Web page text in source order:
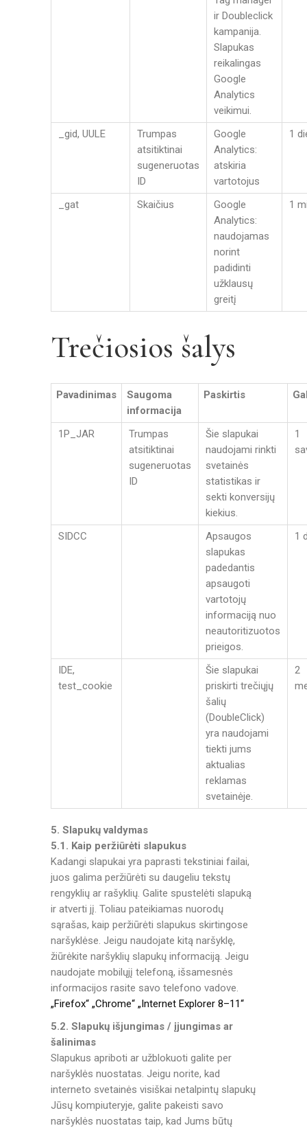
ir Doubleclick
kampanija.
Slapukas
reikalingas
Google
Analytics
veikimui.
_gid, UULE
Trumpas
atsitiktinai
sugeneruotas
ID
Google
Analytics:
atskiria
vartotojus
1
_gat Skaičius
Google
Analytics:
naudojamas
norint
padidinti
užklausų
greitį
1
Trečiosios šalys
Pavadinimas
Saugoma
informacija
Paskirtis
1P_JAR
Trumpas
atsitiktinai
sugeneruotas
ID
Šie slapukai
naudojami rinkti
svetainės
statistikas ir
sekti konversijų
kiekius.
1
SIDCC
Apsaugos
slapukas
padedantis
apsaugoti
vartotojų
informaciją nuo
neautoritizuotos
prieigos.
1
IDE,
test_cookie
Šie slapukai
priskirti trečiųjų
šalių
(DoubleClick)
yra naudojami
tiekti jums
aktualias
reklamas
svetainėje.
2
5. Slapukų valdymas
5.1. Kaip peržiūrėti slapukus
Kadangi slapukai yra paprasti tekstiniai failai,
juos galima peržiūrėti su daugeliu tekstų
rengyklių ar rašyklių. Galite spustelėti slapuką
ir atverti jį. Toliau pateikiamas nuorodų
sąrašas, kaip peržiūrėti slapukus skirtingose
naršyklėse. Jeigu naudojate kitą naršyklę,
žiūrėkite naršyklių slapukų informaciją. Jeigu
naudojate mobilųjį telefoną, išsamesnės
informacijos rasite savo telefono vadove.
„Firefox“ „Chrome“ „Internet Explorer 8–11“
5.2. Slapukų išjungimas / įjungimas ar
šalinimas
Slapukus apriboti ar užblokuoti galite per
naršyklės nuostatas. Jeigu norite, kad
interneto svetainės visiškai netalpintų slapukų
Jūsų kompiuteryje, galite pakeisti savo
naršyklės nuostatas taip, kad Jums būtų